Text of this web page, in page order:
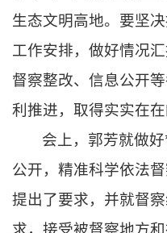
生态文明高地。要坚
工作安排，做好情况
督察整改、信息公开
利推进，取得实实在在
会上，郭芳就做
公开，精准科学依法
提出了要求，并就督
求，接受被督察地方